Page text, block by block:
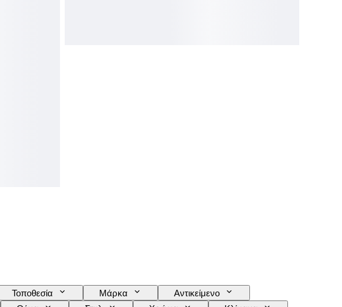
Τοποθεσία Μάρκα
Αντικείμενο